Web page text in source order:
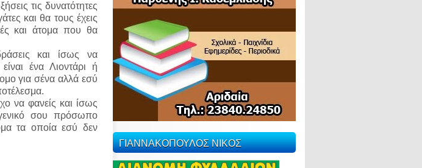
τις δυνατότητες
και θα τους έχεις
και άτομα που θα
και ίσως να
ένα Λιοντάρι ή
για σένα αλλά εσύ
να φανείς και ίσως
σου πρόσωπο
τα οποία εσύ δεν
ΓΙΑΝΝΑΚΟΠΟΥΛΟΣ ΝΙΚΟΣ